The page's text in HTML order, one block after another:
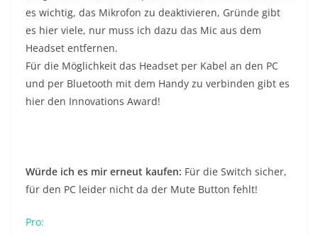
es wichtig, das Mikrofon zu deaktivieren, Gründe gibt
es hier viele, nur muss ich dazu das Mic aus dem
Headset entfernen.
Für die Möglichkeit das Headset per Kabel an den PC
und per Bluetooth mit dem Handy zu verbinden gibt es
hier den Innovations Award!
Würde ich es mir erneut kaufen: Für die Switch sicher,
für den PC leider nicht da der Mute Button fehlt!
Pro: